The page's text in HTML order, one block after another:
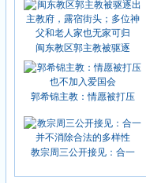
闽东教区郭主教被驱逐
郭希锦主教：情愿被打压
教宗周三公开接见：合一